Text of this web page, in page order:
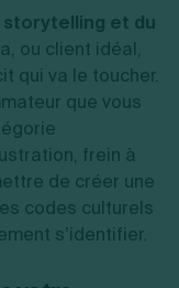
et du
ou client idéal,
qui va le toucher.
que vous
frein à
de créer une
codes culturels
s’identifier.